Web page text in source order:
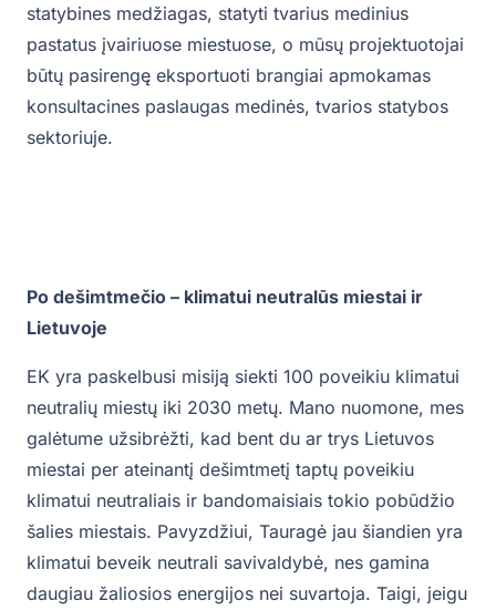
statybines medžiagas, statyti tvarius medinius
pastatus įvairiuose miestuose, o mūsų projektuotojai
būtų pasirengę eksportuoti brangiai apmokamas
konsultacines paslaugas medinės, tvarios statybos
sektoriuje.
Po dešimtmečio – klimatui neutralūs miestai ir
Lietuvoje
EK yra paskelbusi misiją siekti 100 poveikiu klimatui
neutralių miestų iki 2030 metų. Mano nuomone, mes
galėtume užsibrėžti, kad bent du ar trys Lietuvos
miestai per ateinantį dešimtmetį taptų poveikiu
klimatui neutraliais ir bandomaisiais tokio pobūdžio
šalies miestais. Pavyzdžiui, Tauragė jau šiandien yra
klimatui beveik neutrali savivaldybė, nes gamina
daugiau žaliosios energijos nei suvartoja. Taigi, jeigu